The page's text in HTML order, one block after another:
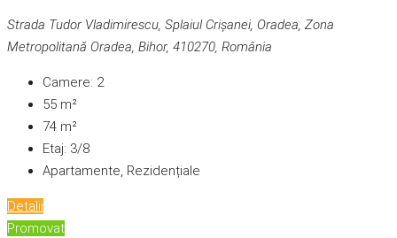
Strada Tudor Vladimirescu, Splaiul Crișanei, Oradea, Zona
Metropolitană Oradea, Bihor, 410270, România
Camere: 2
55 m²
74 m²
Etaj: 3/8
Apartamente, Rezidențiale
Detalii
Promovat